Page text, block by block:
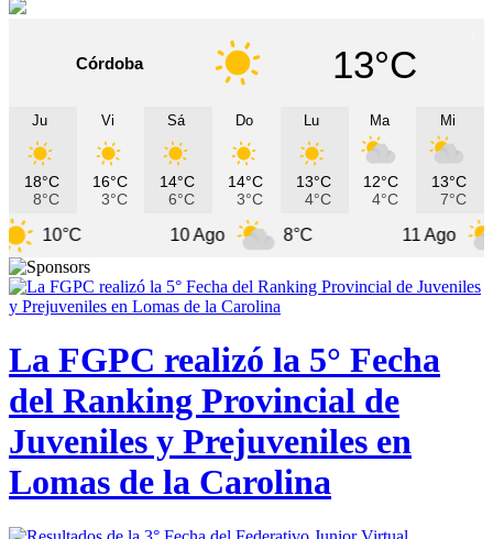
Córdoba 13°C
Ju
18°C
8°C
Vi
16°C
3°C
Sá
14°C
6°C
Do
14°C
3°C
Lu
13°C
4°C
Ma
12°C
4°C
Mi
13°C
7°C
8°C 8°C
La FGPC realizó la 5° Fecha
del Ranking Provincial de
Juveniles y Prejuveniles en
Lomas de la Carolina